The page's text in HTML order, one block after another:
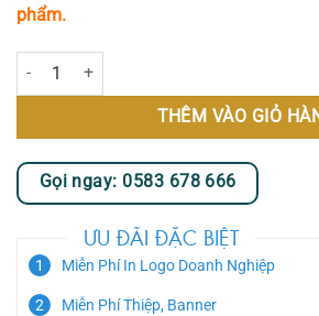
phẩm.
Sunshine số lượng
THÊM VÀO GIỎ
Gọi ngay: 0583 678 666
ƯU ĐÃI ĐẶC BIỆT
Miễn Phí In Logo Doanh Nghiệp
Miễn Phí Thiệp, Banner